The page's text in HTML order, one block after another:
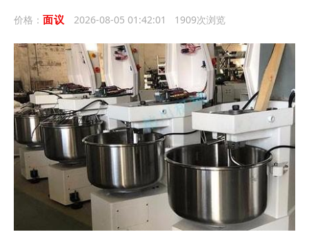
价格： 面议 2026-08-05 01:42:01 1909次浏览